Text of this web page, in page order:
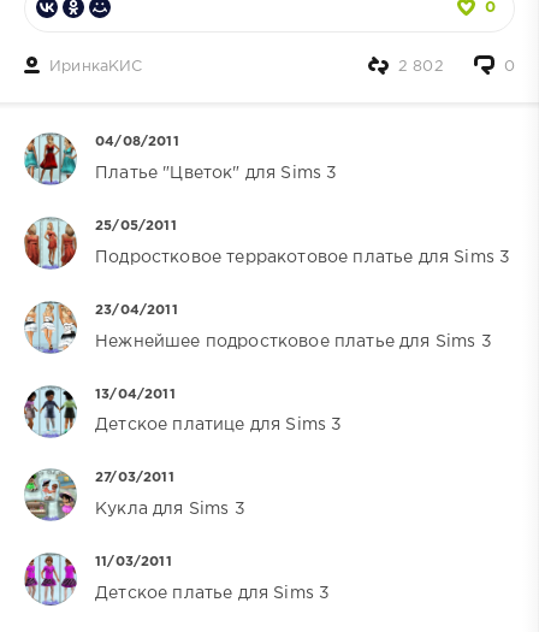
0
ИринкаКИС 0
2 802
04/08/2011
Платье "Цветок" для Sims 3
25/05/2011
Подростковое терракотовое платье для Sims 3
23/04/2011
Нежнейшее подростковое платье для Sims 3
13/04/2011
Детское платице для Sims 3
27/03/2011
Кукла для Sims 3
11/03/2011
Детское платье для Sims 3